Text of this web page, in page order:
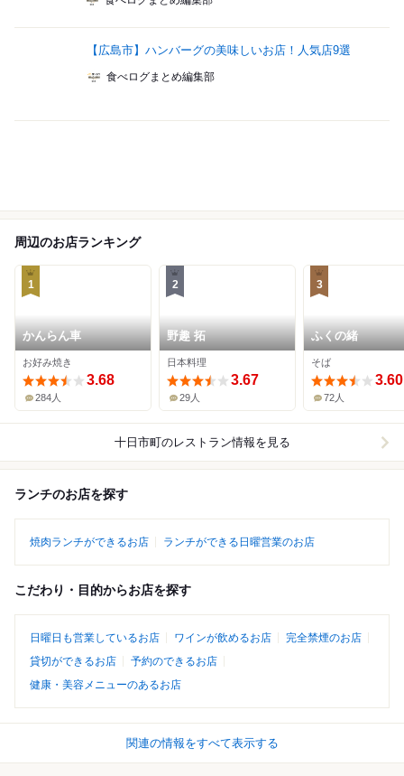
【広島市】ハンバーグの美味しいお店！人気店9選
食べログまとめ編集部
周辺のお店ランキング
1
かんらん車
お好み焼き
3.68
284人
2
野趣 拓
日本料理
3.67
29人
3
ふくの緒
そば
3.60
72人
十日市町のレストラン情報を見る
ランチのお店を探す
焼肉ランチができるお店 ランチができる日曜営業のお店
こだわり・目的からお店を探す
日曜日も営業しているお店 ワインが飲めるお店
完全禁煙のお店
貸切ができるお店
予約のできるお店
健康・美容メニューのあるお店
関連の情報をすべて表示する